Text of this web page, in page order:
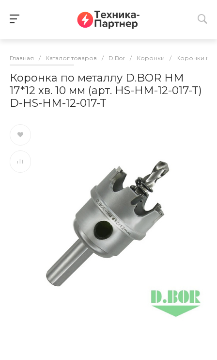
Главная / Каталог товаров / D.Bor / Коронки / Коронки по
Коронка по металлу D.BOR HM
17*12 хв. 10 мм (арт. HS-HM-12-017-T)
D-HS-HM-12-017-T